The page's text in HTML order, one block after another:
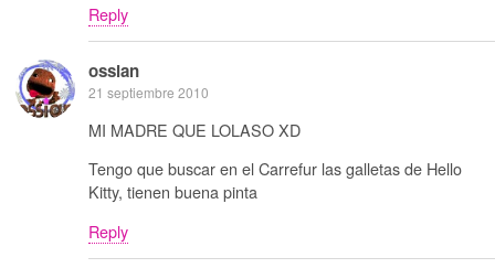
Reply
ossian
21 septiembre 2010
MI MADRE QUE LOLASO XD
Tengo que buscar en el Carrefur las galletas de Hello
Kitty, tienen buena pinta
Reply